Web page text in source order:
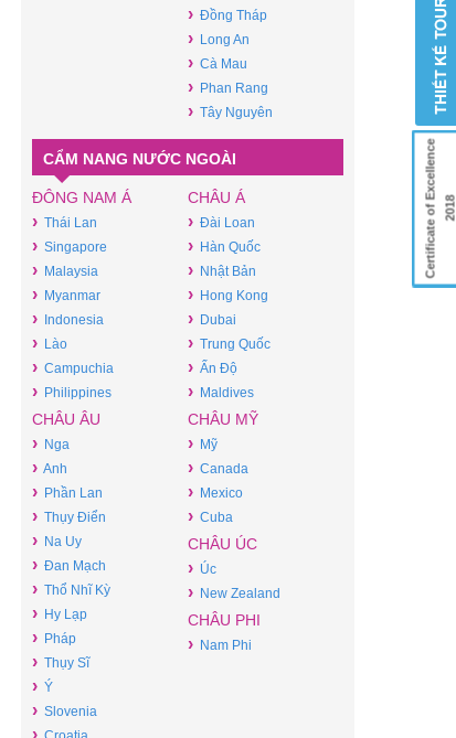
› Đồng Tháp
› Long An
› Cà Mau
› Phan Rang
› Tây Nguyên
CẨM NANG NƯỚC NGOÀI
ĐÔNG NAM Á
› Thái Lan
› Singapore
› Malaysia
› Myanmar
› Indonesia
› Lào
› Campuchia
› Philippines
CHÂU Á
› Đài Loan
› Hàn Quốc
› Nhật Bản
› Hong Kong
› Dubai
› Trung Quốc
› Ấn Độ
› Maldives
CHÂU ÂU
› Nga
› Anh
› Phần Lan
› Thụy Điển
› Na Uy
› Đan Mạch
› Thổ Nhĩ Kỳ
› Hy Lạp
› Pháp
› Thụy Sĩ
› Ý
› Slovenia
›
CHÂU MỸ
› Mỹ
› Canada
› Mexico
› Cuba
CHÂU ÚC
› Úc
› New Zealand
CHÂU PHI
› Nam Phi
Certificate of Excellence 2018